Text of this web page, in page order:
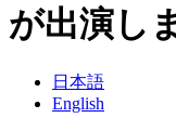
が出演し
日本語
English